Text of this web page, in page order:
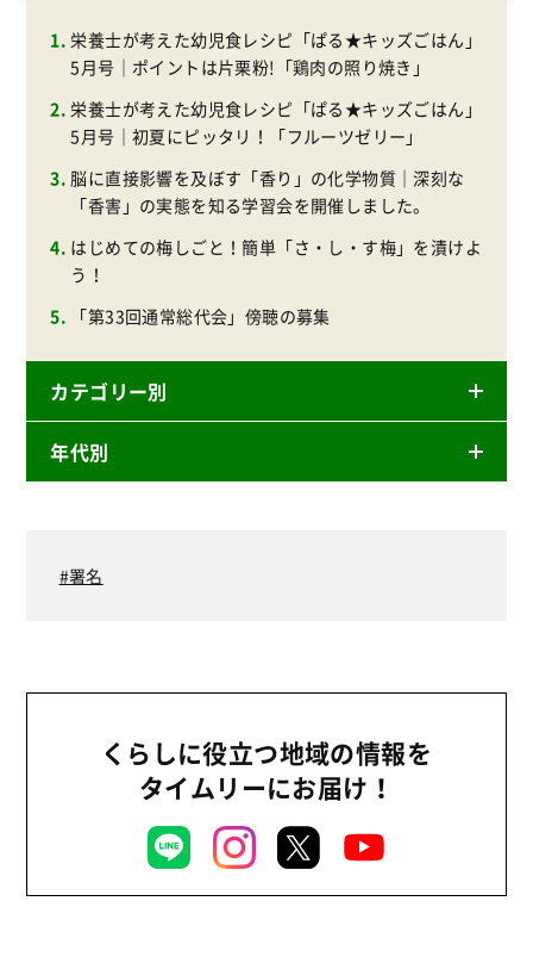
栄養士が考えた幼児食レシピ「ぱる★キッズごはん」
5月号｜ポイントは片栗粉!「鶏肉の照り焼き」
栄養士が考えた幼児食レシピ「ぱる★キッズごはん」
5月号｜初夏にピッタリ！「フルーツゼリー」
脳に直接影響を及ぼす「香り」の化学物質｜深刻な
「香害」の実態を知る学習会を開催しました。
はじめての梅しごと！簡単「さ・し・す梅」を漬けよ
う！
「第33回通常総代会」傍聴の募集
カテゴリー別
ニュースリリース
事業
平和と国際連帯
お米の出前授業
年代別
2024年
2021年
署名
くらしに役立つ地域の情報を
タイムリーにお届け！